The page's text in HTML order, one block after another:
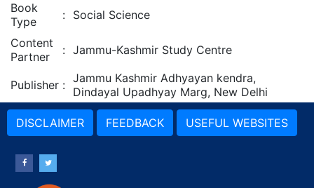
Book
Type
: Social Science
Content
Partner
: Jammu-Kashmir Study Centre
Publisher : Jammu Kashmir Adhyayan kendra,
Dindayal Upadhyay Marg, New Delhi
DISCLAIMER FEEDBACK USEFUL WEBSITES